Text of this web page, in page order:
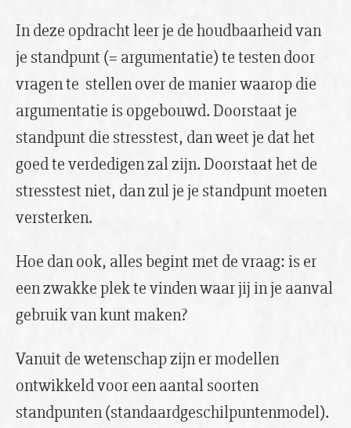
In deze opdracht leer je de houdbaarheid van
je standpunt (= argumentatie) te testen door
vragen te stellen over de manier waarop die
argumentatie is opgebouwd. Doorstaat je
standpunt die stresstest, dan weet je dat het
goed te verdedigen zal zijn. Doorstaat het de
stresstest niet, dan zul je je standpunt moeten
versterken.
Hoe dan ook, alles begint met de vraag: is er
een zwakke plek te vinden waar jij in je aanval
gebruik van kunt maken?
Vanuit de wetenschap zijn er modellen
ontwikkeld voor een aantal soorten
standpunten (standaardgeschilpuntenmodel).